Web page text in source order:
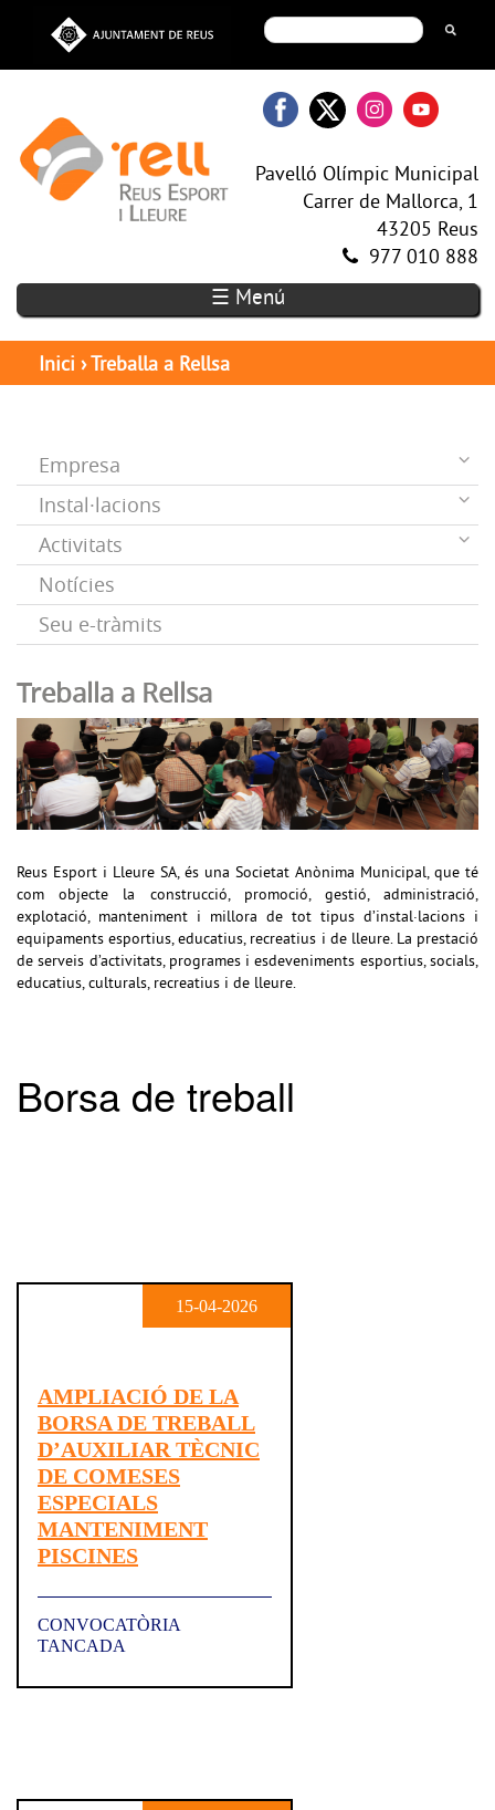
Pavelló Olímpic Municipal
Carrer de Mallorca, 1
43205 Reus
977 010 888
☰ Menú
Inici ›Treballa a Rellsa
Empresa
Instal·lacions
Activitats
Notícies
Seu e-tràmits
Treballa a Rellsa
Reus Esport i Lleure SA, és una Societat Anònima Municipal, que té
com objecte la construcció, promoció, gestió, administració,
explotació, manteniment i millora de tot tipus d’instal·lacions i
equipaments esportius, educatius, recreatius i de lleure. La prestació
de serveis d’activitats, programes i esdeveniments esportius, socials,
educatius, culturals, recreatius i de lleure.
Borsa de treball
15-04-2026
AMPLIACIÓ DE LA
BORSA DE TREBALL
D’AUXILIAR TÈCNIC
DE COMESES
ESPECIALS
MANTENIMENT
PISCINES
CONVOCATÒRIA
TANCADA